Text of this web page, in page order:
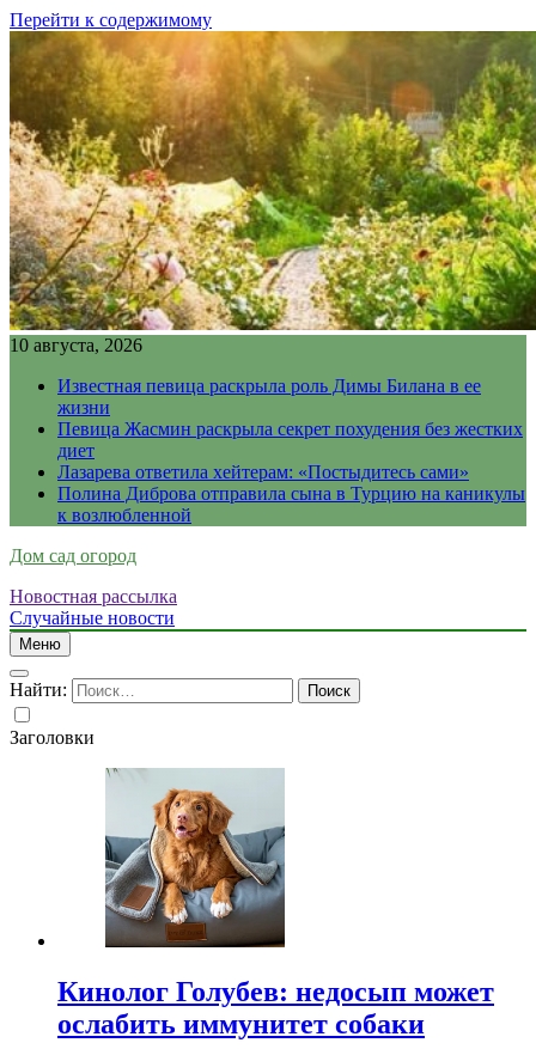
Перейти к содержимому
10 августа, 2026
Известная певица раскрыла роль Димы Билана в ее
жизни
Певица Жасмин раскрыла секрет похудения без жестких
диет
Лазарева ответила хейтерам: «Постыдитесь сами»
Полина Диброва отправила сына в Турцию на каникулы
к возлюбленной
Дом сад огород
Новостная рассылка
Случайные новости
Меню
Найти:
Заголовки
Кинолог Голубев: недосып может
ослабить иммунитет собаки